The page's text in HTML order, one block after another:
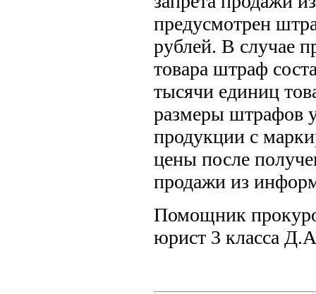
предусмотрен
рублей. В случае
товара штраф
тысячи единиц
размеры штрафов
продукции с
цены после
продажи из
Помощник
юрист 3 класса